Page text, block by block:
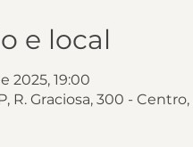
e local
2025, 19:00
R. Graciosa, 300 -